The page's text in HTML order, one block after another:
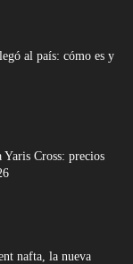
al país: cómo es y
Cross: precios
nafta, la nueva